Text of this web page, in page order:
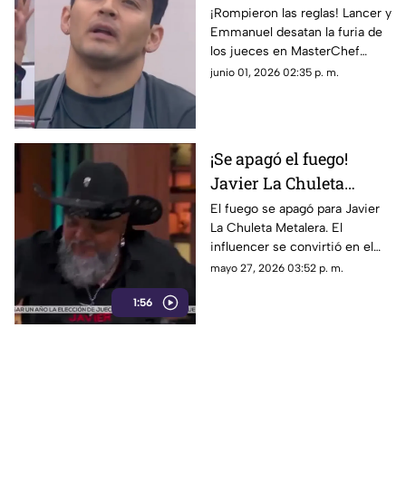
consecuencias que
enfrentan Lancer y
Emmanuel en
MasterChef 24/7
¡Rompieron las reglas! Lancer y
Emmanuel desatan la furia de
los jueces en MasterChef
24/7. Descubre qué sanción
junio 01, 2026 02:35 p. m.
1:56
¡Se apagó el fuego!
Javier La Chuleta
Metalera es el primer
eliminado de
MasterChef
El fuego se apagó para Javier
La Chuleta Metalera. El
influencer se convirtió en el
primer eliminado de
mayo 27, 2026 03:52 p. m.